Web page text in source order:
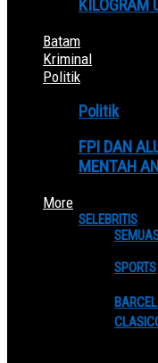
KILOGRAM
Batam
Kriminal
Politik
Politik
FPI DAN
MENTAH
More
SELEBRITIS
SEMUA
SPORTS